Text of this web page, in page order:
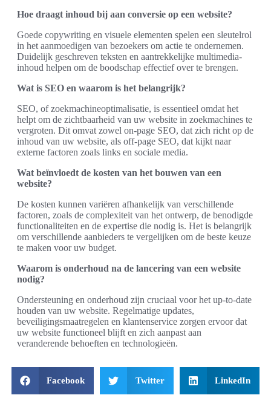
Hoe draagt inhoud bij aan conversie op een website?
Goede copywriting en visuele elementen spelen een sleutelrol
in het aanmoedigen van bezoekers om actie te ondernemen.
Duidelijk geschreven teksten en aantrekkelijke multimedia-
inhoud helpen om de boodschap effectief over te brengen.
Wat is SEO en waarom is het belangrijk?
SEO, of zoekmachineoptimalisatie, is essentieel omdat het
helpt om de zichtbaarheid van uw website in zoekmachines te
vergroten. Dit omvat zowel on-page SEO, dat zich richt op de
inhoud van uw website, als off-page SEO, dat kijkt naar
externe factoren zoals links en sociale media.
Wat beïnvloedt de kosten van het bouwen van een
website?
De kosten kunnen variëren afhankelijk van verschillende
factoren, zoals de complexiteit van het ontwerp, de benodigde
functionaliteiten en de expertise die nodig is. Het is belangrijk
om verschillende aanbieders te vergelijken om de beste keuze
te maken voor uw budget.
Waarom is onderhoud na de lancering van een website
nodig?
Ondersteuning en onderhoud zijn cruciaal voor het up-to-date
houden van uw website. Regelmatige updates,
beveiligingsmaatregelen en klantenservice zorgen ervoor dat
uw website functioneel blijft en zich aanpast aan
veranderende behoeften en technologieën.
Facebook Twitter LinkedIn